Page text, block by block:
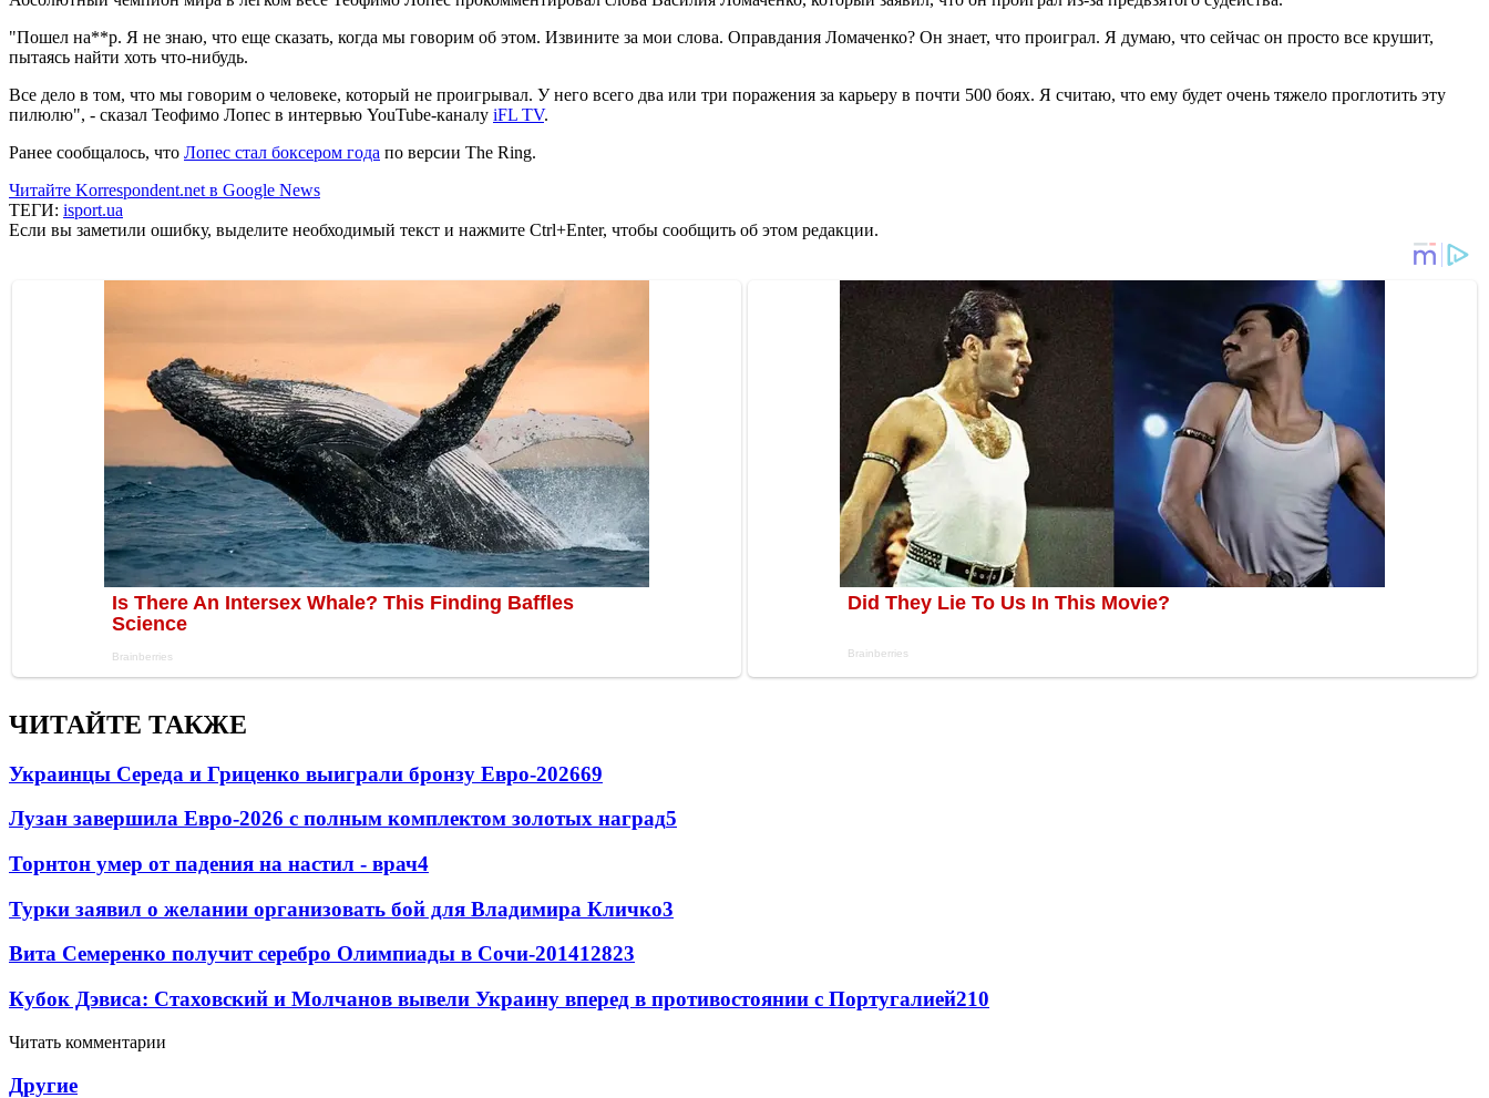
"Пошел на**р. Я не знаю, что еще сказать, когда мы говорим об этом. Извините за мои слова. Оправдания Ломаченко? Он знает, что проиграл. Я думаю, что сейчас он просто все крушит,
пытаясь найти хоть что-нибудь.
Все дело в том, что мы говорим о человеке, который не проигрывал. У него всего два или три поражения за карьеру в почти 500 боях. Я считаю, что ему будет очень тяжело проглотить эту
пилюлю", - сказал Теофимо Лопес в интервью YouTube-каналу iFL TV.
Ранее сообщалось, что Лопес стал боксером года по версии The Ring.
Читайте Korrespondent.net в Google News
ТЕГИ: isport.ua
Если вы заметили ошибку, выделите необходимый текст и нажмите Ctrl+Enter, чтобы сообщить об этом редакции.
ЧИТАЙТЕ ТАКЖЕ
Украинцы Середа и Гриценко выиграли бронзу Евро-202669
Лузан завершила Евро-2026 с полным комплектом золотых наград5
Торнтон умер от падения на настил - врач4
Турки заявил о желании организовать бой для Владимира Кличко3
Вита Семеренко получит серебро Олимпиады в Сочи-201412823
Кубок Дэвиса: Стаховский и Молчанов вывели Украину вперед в противостоянии с Португалией210
Читать комментарии
Другие